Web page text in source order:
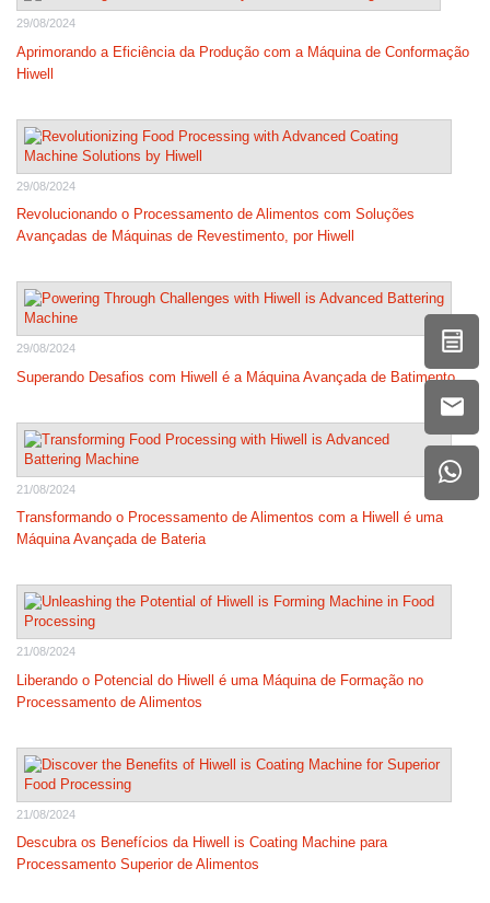
29/08/2024
Aprimorando a Eficiência da Produção com a Máquina de Conformação
Hiwell
29/08/2024
Revolucionando o Processamento de Alimentos com Soluções
Avançadas de Máquinas de Revestimento, por Hiwell
29/08/2024
Superando Desafios com Hiwell é a Máquina Avançada de Batimento
21/08/2024
Transformando o Processamento de Alimentos com a Hiwell é uma
Máquina Avançada de Bateria
21/08/2024
Liberando o Potencial do Hiwell é uma Máquina de Formação no
Processamento de Alimentos
21/08/2024
Descubra os Benefícios da Hiwell is Coating Machine para
Processamento Superior de Alimentos